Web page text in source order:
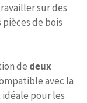
sur des
de bois
de deux
avec la
pour les